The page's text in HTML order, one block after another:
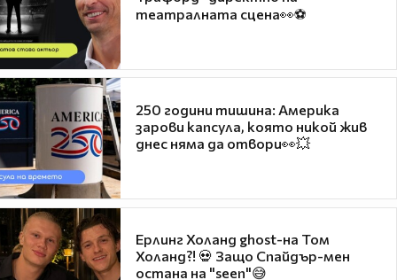
театралната сцена👀⚽
250 години тишина: Америка
зарови капсула, която никой жив
днес няма да отвори👀💥
Ерлинг Холанд ghost-на Том
Холанд?! 💀 Защо Спайдър-мен
остана на "seen"😅